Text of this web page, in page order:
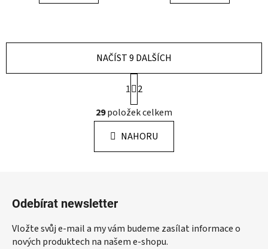
O
v
á
d
v
NAČÍST 9 DALŠÍCH
S
t
r
á
n
k
1
2
29položek celkem
NAHORU
Odebírat newsletter
Vložte svůj e-mail a my vám budeme zasílat informace o
nových produktech na našem e-shopu.